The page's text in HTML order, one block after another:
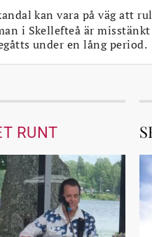
kan vara på väg att
i Skellefteå är
under en lång period.
RUNT